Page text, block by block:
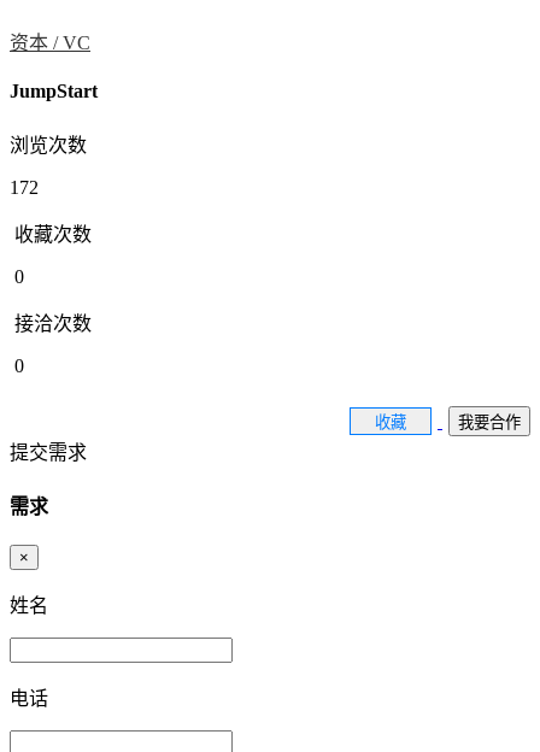
资本 /VC
JumpStart
浏览次数
172
收藏次数
0
接洽次数
0
收藏 我要合作
提交需求
需求
×
姓名
电话